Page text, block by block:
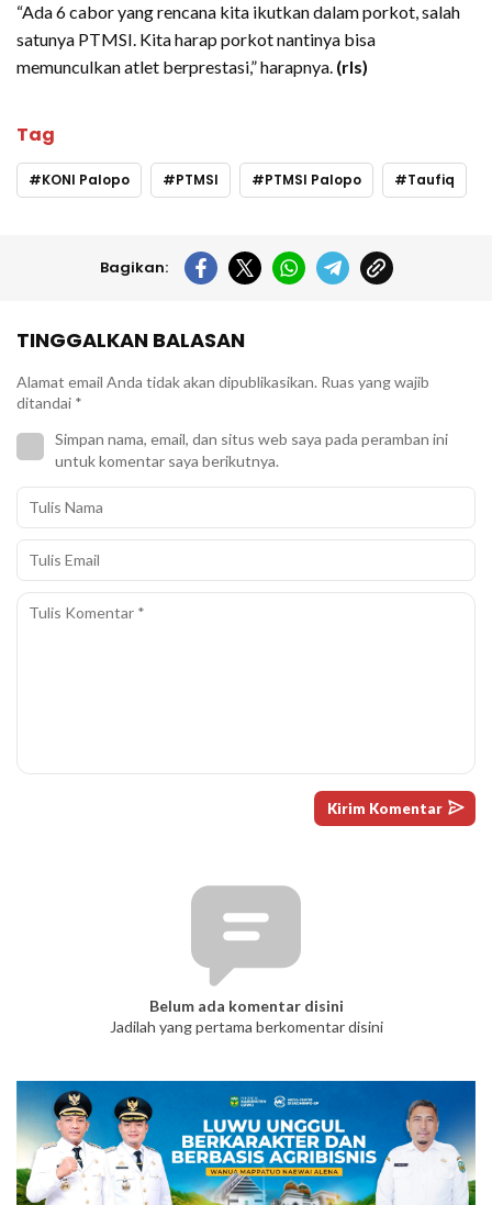
“Ada 6 cabor yang rencana kita ikutkan dalam porkot, salah
satunya PTMSI. Kita harap porkot nantinya bisa
memunculkan atlet berprestasi,” harapnya. (rls)
Tag
KONI Palopo PTMSI PTMSI Palopo Taufiq
Bagikan:
TINGGALKAN BALASAN
Alamat email Anda tidak akan dipublikasikan. Ruas yang wajib
ditandai *
Simpan nama, email, dan situs web saya pada peramban ini
untuk komentar saya berikutnya.
Belum ada komentar disini
Jadilah yang pertama berkomentar disini